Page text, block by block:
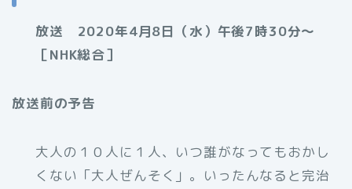
放送 2020年4月8日（水）午後7時30分～
［NHK総合］
放送前の予告
大人の１０人に１人、いつ誰がなってもおかし
くない「大人ぜんそく」。いったんなると完治